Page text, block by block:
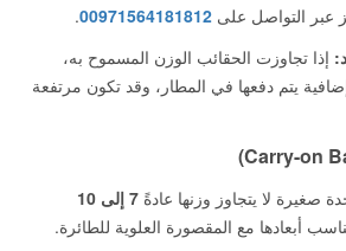
عبر التواصل على 00971564181812
.
إذا تجاوزت الحقائب الوزن المسموح به،
يتم دفعها في المطار، وقد تكون مرتفعة
صغيرة لا يتجاوز وزنها عادةً
7 إلى 10
أبعادها مع المقصورة العلوية للطائرة.